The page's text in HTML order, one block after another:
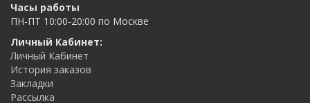
Часы работы
ПН-ПТ 10:00-20:00 по Москве
Личный Кабинет:
Личный Кабинет
История заказов
Закладки
Рассылка